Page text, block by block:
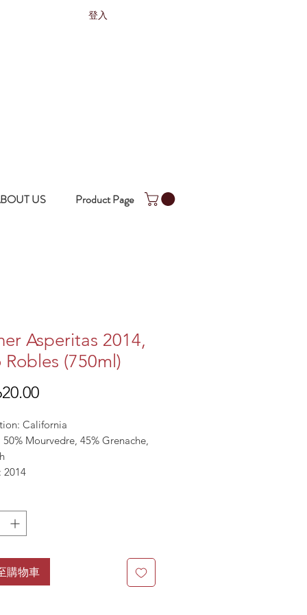
登入
US Product Page
Asperitas 2014,
Robles (750ml)
價
California
Mourvedre, 45% Grenache,
2014
購物車